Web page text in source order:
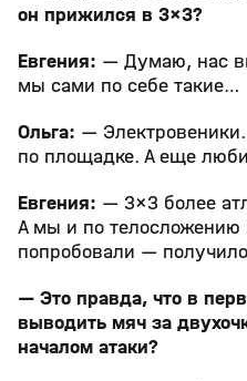
он прижился в 3×3?
Евгения: — Думаю, нас
мы сами по себе такие…
Ольга: —
по площадке. А еще
Евгения: — 3×3 более
А мы и по телосложению
попробовали —
— Это правда, что в
выводить мяч за
началом атаки?